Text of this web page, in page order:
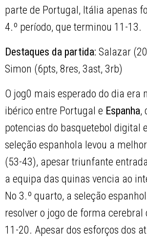
parte de Portugal, Itália apenas
4.º período, que terminou 11-13.
Destaques da partida: Salazar
Simon (6pts, 8res, 3ast, 3rb)
O jog0 mais esperado do dia era
ibérico entre Portugal e Espanha,
potencias do basquetebol digital
seleção espanhola levou a
(53-43), apesar triunfante
a equipa das quinas vencia ao
No 3.º quarto, a seleção
resolver o jogo de forma cerebral
11-20. Apesar dos esforços dos